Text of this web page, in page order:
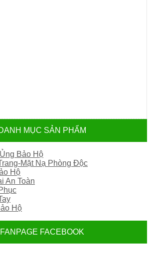
MỤC SẢN PHẨM
Bảo Hộ
Mặt Nạ Phòng Độc
Hộ
An Toàn
Hộ
FANPAGE FACEBOOK